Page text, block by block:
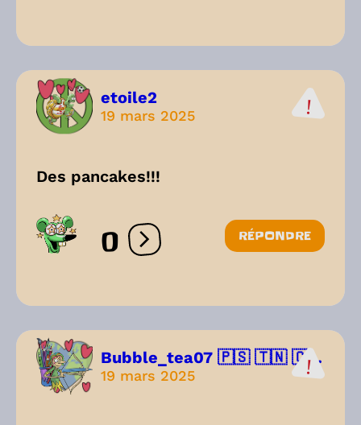
etoile2
19 mars 2025
Des pancakes!!!
0 Ouvrir les réactions
RÉPONDRE
Bubble_tea07 🇵🇸 🇹🇳 🇨...
19 mars 2025